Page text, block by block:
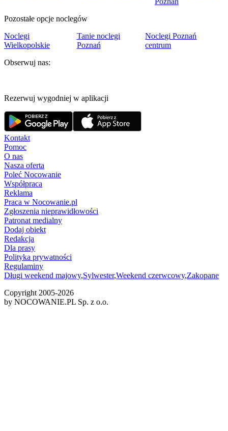
Pozostałe opcje noclegów
Noclegi
Wielkopolskie
Tanie noclegi
Poznań
Noclegi Poznań
centrum
Obserwuj nas:
Rezerwuj wygodniej w aplikacji
Kontakt
Pomoc
O nas
Nasza oferta
Poleć Nocowanie
Współpraca
Reklama
Praca w Nocowanie.pl
Zgłoszenia nieprawidłowości
Patronat medialny
Dodaj obiekt
Redakcja
Dla prasy
Polityka prywatności
Regulaminy
Długi weekend majowy,Sylwester,Weekend czerwcowy,Zakopane
Copyright 2005-2026
by NOCOWANIE.PL Sp. z o.o.